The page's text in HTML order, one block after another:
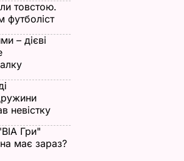
товстою.
футболіст
– дієві
невістку
Гри"
має зараз?